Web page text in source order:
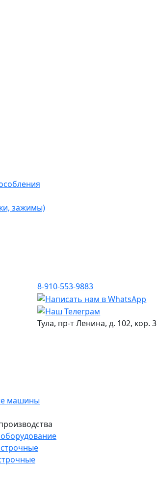
зажимы)
8-910-553-9883
Тула, пр-т Ленина, д. 102, кор. 3
машины